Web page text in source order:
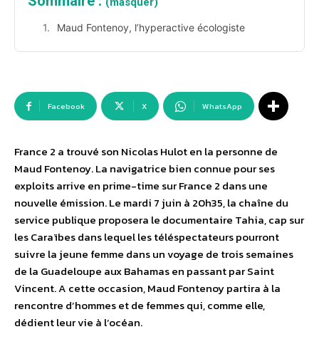
Maud Fontenoy, l’hyperactive écologiste
Facebook X WhatsApp
France 2 a trouvé son Nicolas Hulot en la personne de
Maud Fontenoy. La navigatrice bien connue pour ses
exploits arrive en prime-time sur France 2 dans une
nouvelle émission. Le mardi 7 juin à 20h35, la chaîne du
service publique proposera le documentaire Tahia, cap sur
les Caraïbes dans lequel les téléspectateurs pourront
suivre la jeune femme dans un voyage de trois semaines
de la Guadeloupe aux Bahamas en passant par Saint
Vincent. A cette occasion, Maud Fontenoy partira à la
rencontre d’hommes et de femmes qui, comme elle,
dédient leur vie à l’océan.